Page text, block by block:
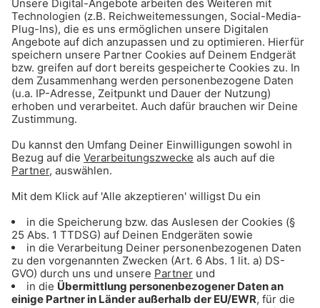
Gong 96.3 Live
Gong 963 - Dein München. Deine Hits.